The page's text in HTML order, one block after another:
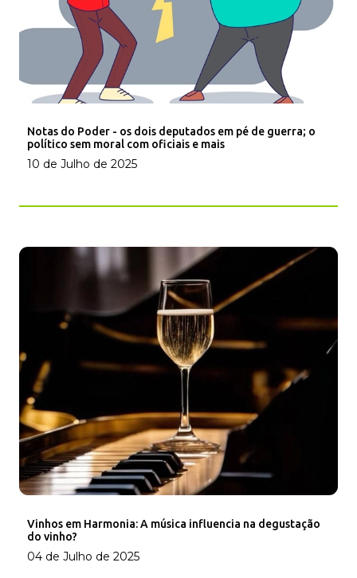
Notas do Poder - os dois deputados em pé de guerra; o
político sem moral com oficiais e mais
10 de Julho de 2025
Vinhos em Harmonia: A música influencia na degustação
do vinho?
04 de Julho de 2025